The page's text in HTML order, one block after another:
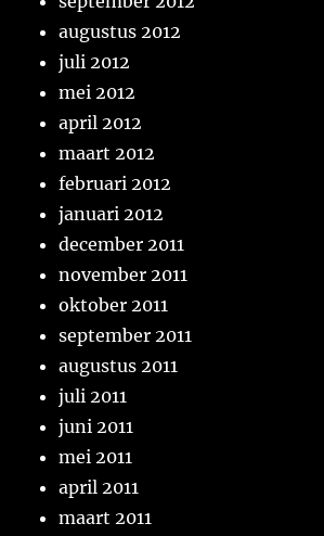
augustus 2012
juli 2012
mei 2012
april 2012
maart 2012
februari 2012
januari 2012
december 2011
november 2011
oktober 2011
september 2011
augustus 2011
juli 2011
juni 2011
mei 2011
april 2011
maart 2011